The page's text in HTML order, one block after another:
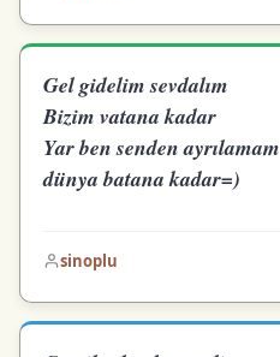
Gel gidelim sevdalım
Bizim vatana kadar
Yar ben senden ayrılamam
dünya batana kadar=)
sinoplu